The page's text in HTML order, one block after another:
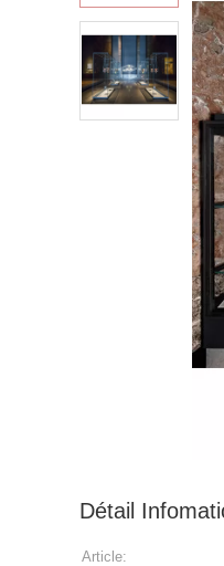
Détail
Article: